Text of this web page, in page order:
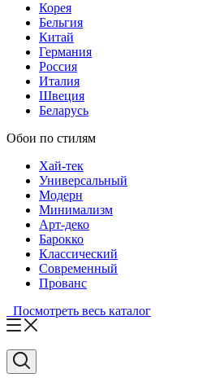
Корея
Бельгия
Китай
Германия
Россия
Италия
Швеция
Беларусь
Обои по стилям
Хай-тек
Универсальный
Модерн
Минимализм
Арт-деко
Барокко
Классический
Современный
Прованс
Посмотреть весь каталог